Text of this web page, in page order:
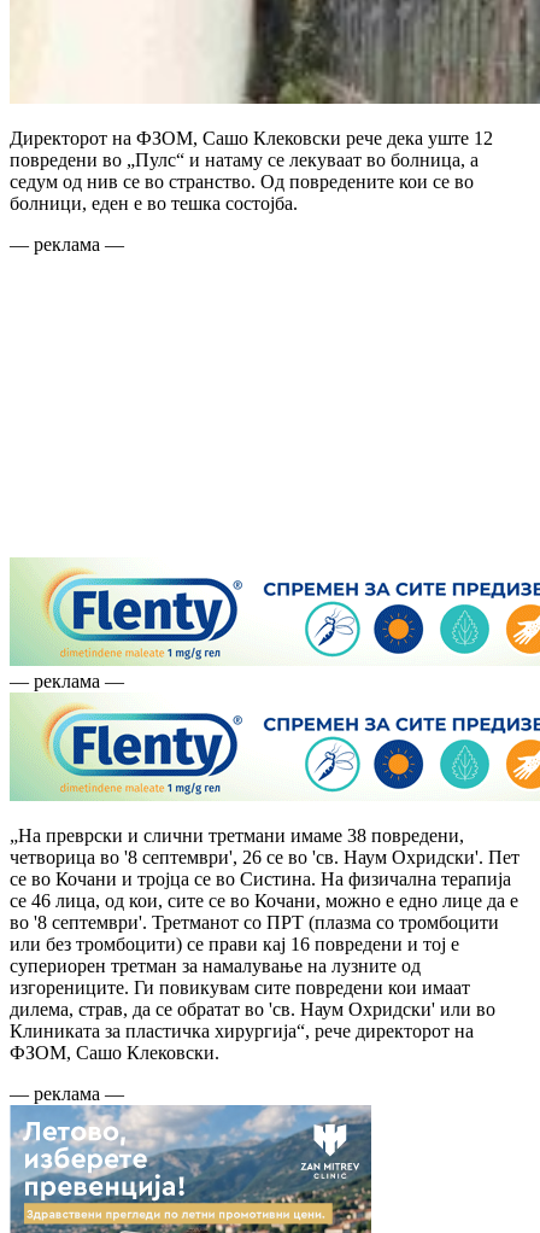
Директорот на ФЗОМ, Сашо Клековски рече дека уште 12
повредени во „Пулс“ и натаму се лекуваат во болница, а
седум од нив се во странство. Од повредените кои се во
болници, еден е во тешка состојба.
— реклама —
— реклама —
„На преврски и слични третмани имаме 38 повредени,
четворица во '8 септември', 26 се во 'св. Наум Охридски'. Пет
се во Кочани и тројца се во Систина. На физичална терапија
се 46 лица, од кои, сите се во Кочани, можно е едно лице да е
во '8 септември'. Третманот со ПРТ (плазма со тромбоцити
или без тромбоцити) се прави кај 16 повредени и тој е
супериорен третман за намалување на лузните од
изгорениците. Ги повикувам сите повредени кои имаат
дилема, страв, да се обратат во 'св. Наум Охридски' или во
Клиниката за пластичка хирургија“, рече директорот на
ФЗОМ, Сашо Клековски.
— реклама —